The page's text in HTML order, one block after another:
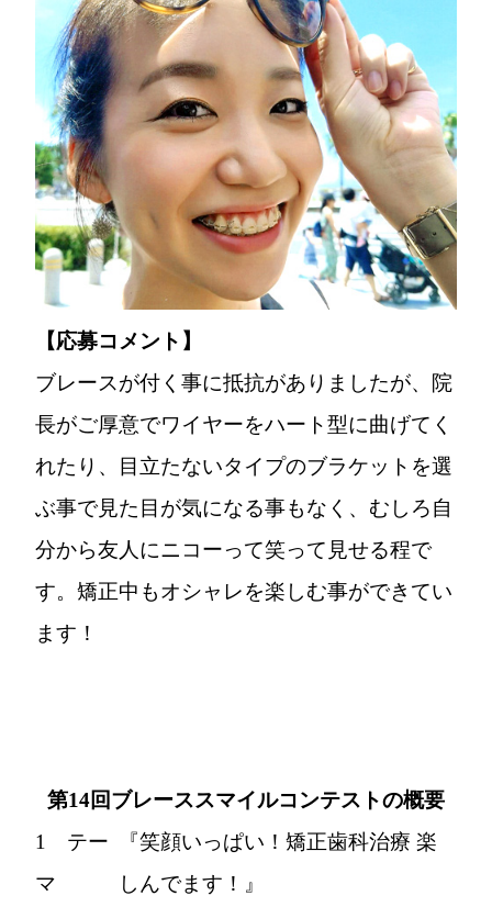
【応募コメント】
ブレースが付く事に抵抗がありましたが、院
長がご厚意でワイヤーをハート型に曲げてく
れたり、目立たないタイプのブラケットを選
ぶ事で見た目が気になる事もなく、むしろ自
分から友人にニコーって笑って見せる程で
す。矯正中もオシャレを楽しむ事ができてい
ます！
第14回ブレーススマイルコンテストの概要
1 テー
マ
『笑顔いっぱい！矯正歯科治療 楽
しんでます！』